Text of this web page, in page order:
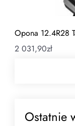
Opona 12.4R28
2 031,90zł
Ostatnie